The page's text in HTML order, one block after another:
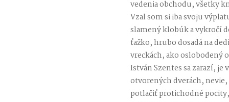
vedenia obchodu, všetky
Vzal som si iba svoju
slamený klobúk a vykročí
ťažko, hrubo dosadá na
vreckách, ako oslobodený
István Szentes sa zarazí, je
otvorených dverách,
potlačiť protichodné